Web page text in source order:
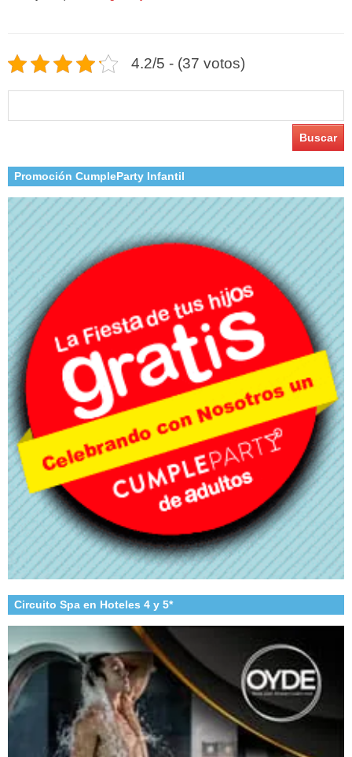
4.2/5 - (37 votos)
Promoción CumpleParty Infantil
Circuito Spa en Hoteles 4 y 5*